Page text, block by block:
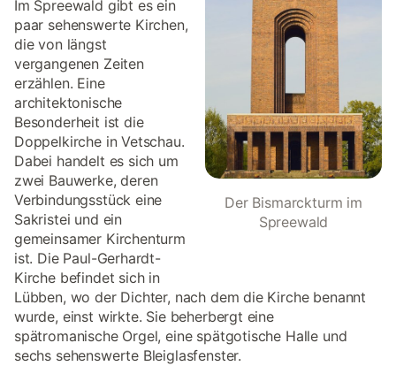
Der Bismarckturm im
Spreewald
Im Spreewald gibt es ein
paar sehenswerte Kirchen,
die von längst
vergangenen Zeiten
erzählen. Eine
architektonische
Besonderheit ist die
Doppelkirche in Vetschau.
Dabei handelt es sich um
zwei Bauwerke, deren
Verbindungsstück eine
Sakristei und ein
gemeinsamer Kirchenturm
ist. Die Paul-Gerhardt-
Kirche befindet sich in
Lübben, wo der Dichter, nach dem die Kirche benannt
wurde, einst wirkte. Sie beherbergt eine
spätromanische Orgel, eine spätgotische Halle und
sechs sehenswerte Bleiglasfenster.